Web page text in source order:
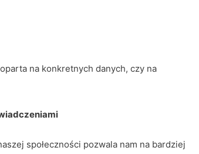
na konkretnych danych, czy na
społeczności pozwala nam na bardziej